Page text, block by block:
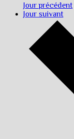
Jour précédent
Jour suivant